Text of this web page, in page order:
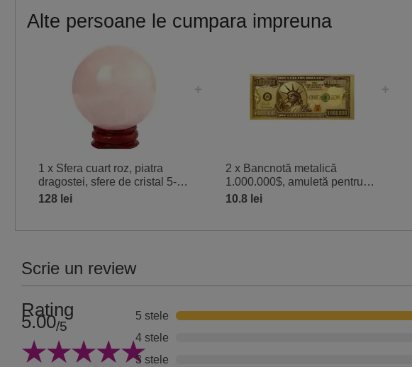
Alte persoane le cumpara impreuna
1 x Sfera cuart roz, piatra
dragostei, sfere de cristal 5-6
cm suport lemn
128 lei
2 x Bancnotă metalică
1.000.000$, amuletă pentru
activarea abundenței, polimer
10.8 lei
Scrie un review
Rating
5.00/5
5 stele
4 stele
3 stele